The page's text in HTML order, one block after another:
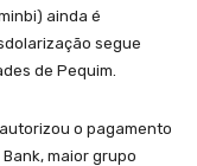
ainda é
segue
de Pequim.
o pagamento
maior grupo